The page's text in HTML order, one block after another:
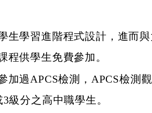
生學習進階程式設計，進而
程供學生免費參加。
加過APCS檢測，APCS檢測
級分之高中職學生。